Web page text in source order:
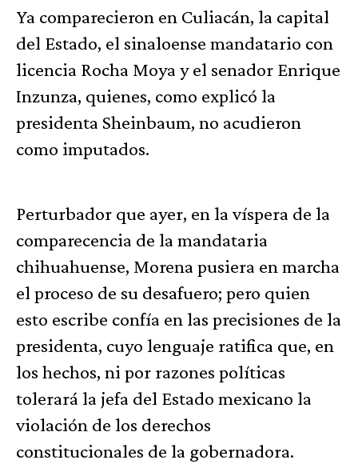
Ya comparecieron en Culiacán, la capital
del Estado, el sinaloense mandatario con
licencia Rocha Moya y el senador Enrique
Inzunza, quienes, como explicó la
presidenta Sheinbaum, no acudieron
como imputados.
Perturbador que ayer, en la víspera de la
comparecencia de la mandataria
chihuahuense, Morena pusiera en marcha
el proceso de su desafuero; pero quien
esto escribe confía en las precisiones de la
presidenta, cuyo lenguaje ratifica que, en
los hechos, ni por razones políticas
tolerará la jefa del Estado mexicano la
violación de los derechos
constitucionales de la gobernadora.